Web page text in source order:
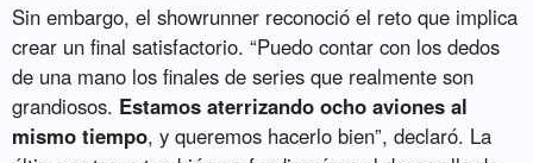
Sin embargo, el showrunner reconoció el reto que implica
crear un final satisfactorio. “Puedo contar con los dedos
de una mano los finales de series que realmente son
grandiosos. Estamos aterrizando ocho aviones al
mismo tiempo, y queremos hacerlo bien”, declaró. La